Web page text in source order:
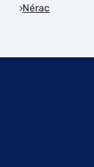
Nérac